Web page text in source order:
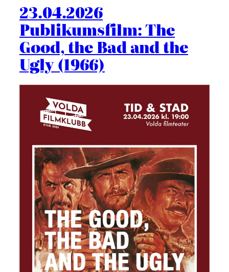
23.04.2026
Publikumsfilm: The
Good, the Bad and the
Ugly (1966)